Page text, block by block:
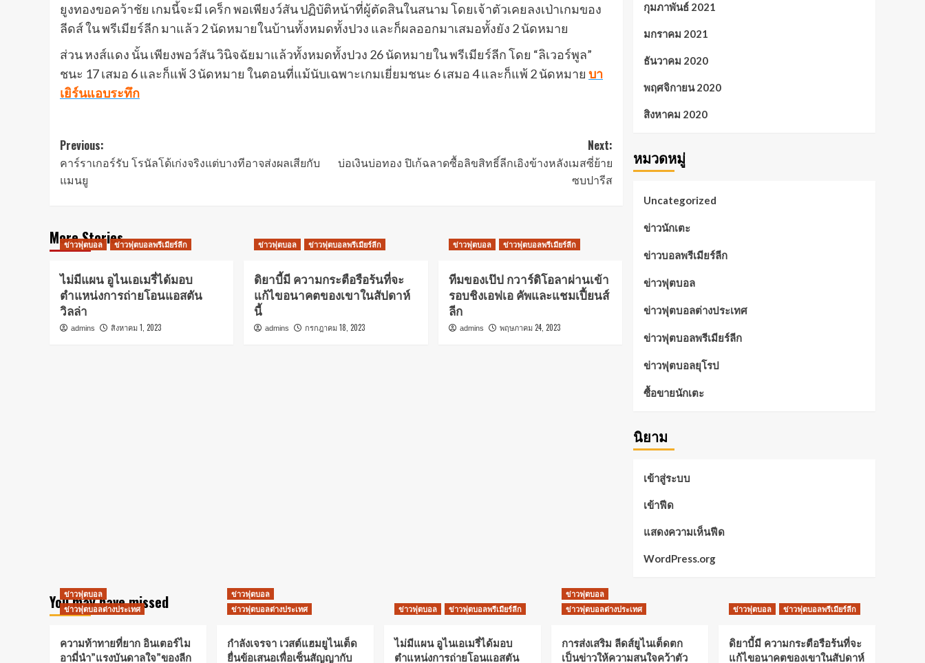
ยูงทองขอคว้าชัย เกมนี้จะมี เคร็ก พอเพียงว์สัน ปฏิบัติหน้าที่ผู้ตัดสินในสนาม โดยเจ้าตัวเคยลงเป่าเกมของ
ลีดส์ ใน พรีเมียร์ลีก มาแล้ว 2 นัดหมายในบ้านทั้งหมดทั้งปวง และก็ผลออกมาเสมอทั้งยัง 2 นัดหมาย
ส่วน หงส์แดง นั้น เพียงพอว์สัน วินิจฉัยมาแล้วทั้งหมดทั้งปวง 26 นัดหมายใน พรีเมียร์ลีก โดย “ลิเวอร์พูล”
ชนะ 17 เสมอ 6 และก็แพ้ 3 นัดหมาย ในตอนที่แม้นับเฉพาะเกมเยี่ยมชนะ 6 เสมอ 4 และก็แพ้ 2 นัดหมาย บา
เยิร์นแอบระทึก
Post
navigation
Previous:
คาร์ราเกอร์รับ โรนัลโด้เก่งจริงแต่บางทีอาจส่งผลเสียกับ
แมนยู
Next:
บ่อเงินบ่อทอง ปิเก้ฉลาดซื้อลิขสิทธิ์ลีกเอิงข้างหลังเมสซี่ย้าย
ซบปารีส
More Stories
ข่าวฟุตบอล ข่าวฟุตบอลพรีเมียร์ลีก
ไม่มีแผน อูไนเอเมรี่ได้มอบ
ตำแหน่งการถ่ายโอนแอสตัน
วิลล่า
admins สิงหาคม 1, 2023
ข่าวฟุตบอล ข่าวฟุตบอลพรีเมียร์ลีก
ดิยาบี้มี ความกระตือรือร้นที่จะ
แก้ไขอนาคตของเขาในสัปดาห์
นี้
admins กรกฎาคม 18, 2023
ข่าวฟุตบอล ข่าวฟุตบอลพรีเมียร์ลีก
ทีมของเป๊ป กวาร์ดิโอลาผ่านเข้า
รอบชิงเอฟเอ คัพและแชมเปี้ยนส์
ลีก
admins พฤษภาคม 24, 2023
กุมภาพันธ์ 2021
มกราคม 2021
ธันวาคม 2020
พฤศจิกายน 2020
สิงหาคม 2020
หมวดหมู่
Uncategorized
ข่าวนักเตะ
ข่าวบอลพรีเมียร์ลีก
ข่าวฟุตบอล
ข่าวฟุตบอลต่างประเทศ
ข่าวฟุตบอลพรีเมียร์ลีก
ข่าวฟุตบอลยุโรป
ซื้อขายนักเตะ
นิยาม
เข้าสู่ระบบ
เข้าฟีด
แสดงความเห็นฟีด
WordPress.org
You may have missed
ข่าวฟุตบอล
ข่าวฟุตบอลต่างประเทศ
ความท้าทายที่ยาก อินเตอร์ไม
อามี่นำ”แรงบันดาลใจ”ของลีก
ข่าวฟุตบอล
ข่าวฟุตบอลต่างประเทศ
กำลังเจรจา เวสต์แฮมยูไนเต็ด
ยื่นข้อเสนอเพื่อเซ็นสัญญากับ
ข่าวฟุตบอล ข่าวฟุตบอลพรีเมียร์ลีก
ไม่มีแผน อูไนเอเมรี่ได้มอบ
ตำแหน่งการถ่ายโอนแอสตัน
ข่าวฟุตบอล
ข่าวฟุตบอลต่างประเทศ
การส่งเสริม ลีดส์ยูไนเต็ดตก
เป็นข่าวให้ความสนใจคว้าตัว
ข่าวฟุตบอล ข่าวฟุตบอลพรีเมียร์ลีก
ดิยาบี้มี ความกระตือรือร้นที่จะ
แก้ไขอนาคตของเขาในสัปดาห์